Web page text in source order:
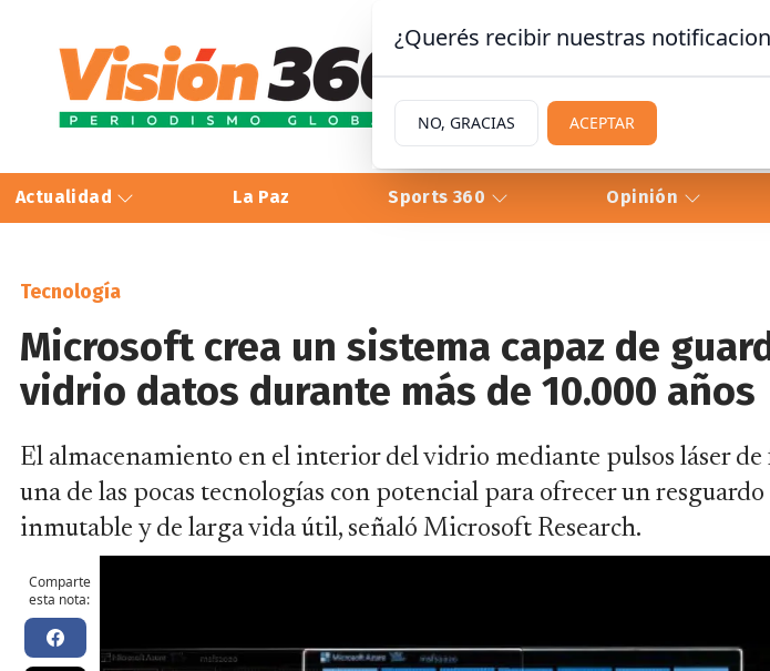
Actualidad La Paz Sports 360 Opinión
Tecnología
Microsoft crea un sistema capaz de
vidrio datos durante más de 10.000 años
El almacenamiento en el interior del vidrio mediante pulsos láser de
una de las pocas tecnologías con potencial para ofrecer un
inmutable y de larga vida útil, señaló Microsoft Research.
Comparte
esta nota:
¿Querés recibir nuestras
NO, GRACIAS ACEPTAR